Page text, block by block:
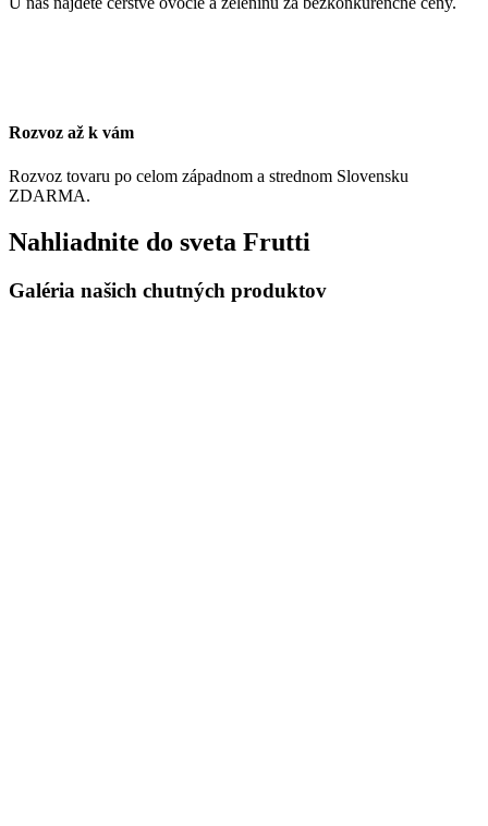
Rozvoz až k vám
Rozvoz tovaru po celom západnom a strednom Slovensku
ZDARMA.
Nahliadnite do sveta Frutti
Galéria našich chutných produktov